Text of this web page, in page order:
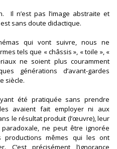
Il n’est pas l’image abstraite et
sans doute didactique.
qui vont suivre, nous ne
tels que « châssis », « toile », «
ne soient plus couramment
générations d’avant-gardes
siècle.
été pratiquée sans prendre
avaient fait employer ni aux
le résultat produit (l’œuvre), leur
ne peut être ignorée
productions mêmes qui les ont
précisément l’ignorance